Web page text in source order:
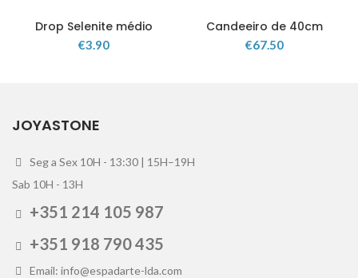
Drop Selenite médio
€3.90
Candeeiro de 40cm
€67.50
JOYASTONE
Seg a Sex 10H - 13:30 | 15H–19H
Sab 10H - 13H
+351 214 105 987
+351 918 790 435
Email: info@espadarte-lda.com